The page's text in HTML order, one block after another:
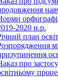
2020 н.р.
план
про